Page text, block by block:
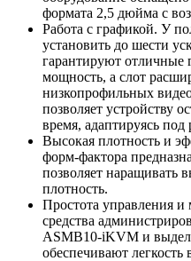
формата 2,5 дюйма с
Работа с графикой. У
установить до шести
гарантируют
мощность, а слот
низкопрофильных
позволяет устройству
время, адаптируясь под
Высокая плотность и
форм-фактора
позволяет наращивать
плотность.
Простота управления
средства
ASMB10-iKVM и
обеспечивают легкость